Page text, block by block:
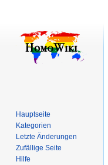
Hauptseite
Kategorien
Letzte Änderungen
Zufällige Seite
Hilfe